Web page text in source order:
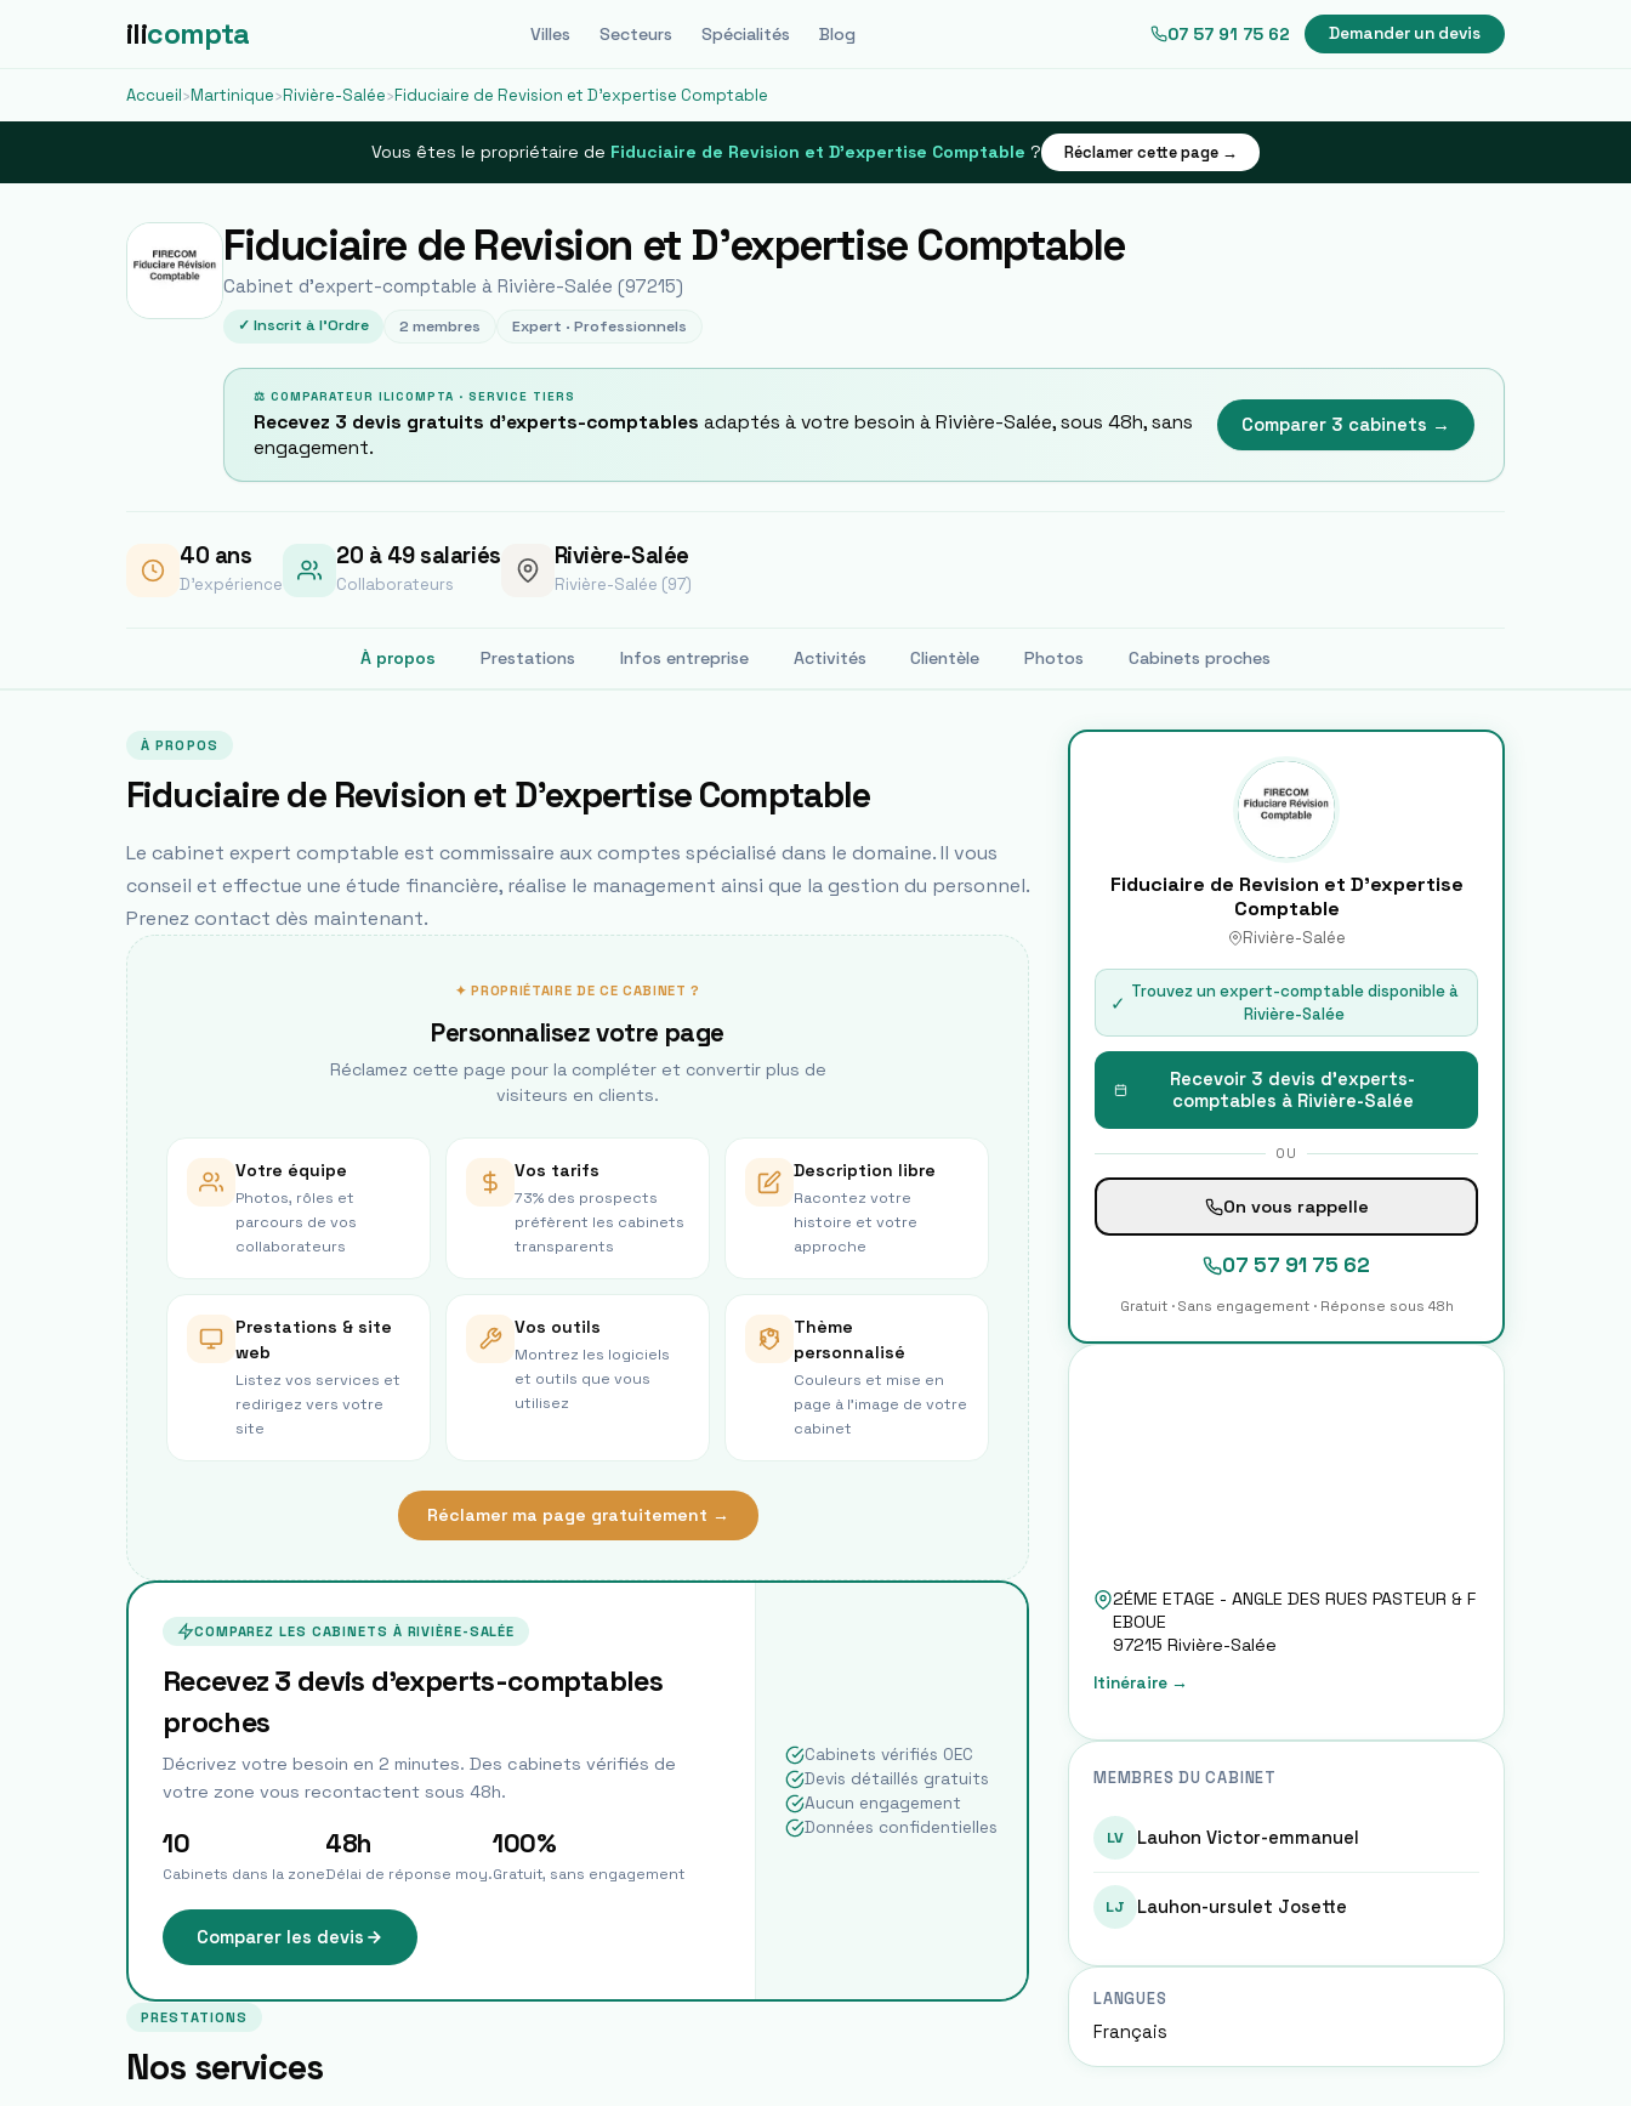
ilicompta Villes Secteurs Spécialités Blog 07 57 91 75 62 Demander un devis
Accueil›Martinique›Rivière-Salée›Fiduciaire de Revision et D'expertise Comptable
Vous êtes le propriétaire de Fiduciaire de Revision et D'expertise Comptable ? Réclamer cette page →
Fiduciaire de Revision et D'expertise Comptable
Cabinet d'expert-comptable à Rivière-Salée (97215)
✓ Inscrit à l'Ordre 2 membres Expert · Professionnels
⚖ COMPARATEUR ILICOMPTA · SERVICE TIERS
Recevez 3 devis gratuits d'experts-comptables adaptés à votre besoin à Rivière-Salée, sous 48h, sans
engagement.
Comparer 3 cabinets →
40 ans
D'expérience
20 à 49 salariés
Collaborateurs
Rivière-Salée
Rivière-Salée (97)
À propos Prestations Infos entreprise Activités Clientèle Photos Cabinets proches
À PROPOS
Fiduciaire de Revision et D'expertise Comptable
Le cabinet expert comptable est commissaire aux comptes spécialisé dans le domaine. Il vous
conseil et effectue une étude financière, réalise le management ainsi que la gestion du personnel.
Prenez contact dès maintenant.
✦ PROPRIÉTAIRE DE CE CABINET ?
Personnalisez votre page
Réclamez cette page pour la compléter et convertir plus de
visiteurs en clients.
Votre équipe
Photos, rôles et
parcours de vos
collaborateurs
Vos tarifs
73% des prospects
préfèrent les cabinets
transparents
Description libre
Racontez votre
histoire et votre
approche
Prestations & site
web
Listez vos services et
redirigez vers votre
site
Vos outils
Montrez les logiciels
et outils que vous
utilisez
Thème
personnalisé
Couleurs et mise en
page à l’image de votre
cabinet
Réclamer ma page gratuitement →
COMPAREZ LES CABINETS À RIVIÈRE-SALÉE
Recevez 3 devis d'experts-comptables
proches
Décrivez votre besoin en 2 minutes. Des cabinets vérifiés de
votre zone vous recontactent sous 48h.
10
Cabinets dans la zone
48h
Délai de réponse moy.
100%
Gratuit, sans engagement
Comparer les devis
Cabinets vérifiés OEC
Devis détaillés gratuits
Aucun engagement
Données confidentielles
PRESTATIONS
Nos services
Fiduciaire de Revision et D'expertise
Comptable
Rivière-Salée
✓ Trouvez un expert-comptable disponible à
Rivière-Salée
Recevoir 3 devis d'experts-
comptables à Rivière-Salée
OU
On vous rappelle
07 57 91 75 62
Gratuit · Sans engagement · Réponse sous 48h
2ÉME ETAGE - ANGLE DES RUES PASTEUR & F
EBOUE
97215 Rivière-Salée
Itinéraire →
MEMBRES DU CABINET
LV Lauhon Victor-emmanuel
LJ Lauhon-ursulet Josette
LANGUES
Français